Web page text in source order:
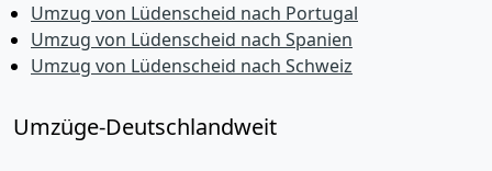
Umzug von Lüdenscheid nach Portugal
Umzug von Lüdenscheid nach Spanien
Umzug von Lüdenscheid nach Schweiz
Umzüge-Deutschlandweit